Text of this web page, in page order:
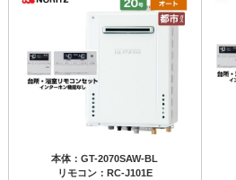
本体：GT-2070SAW-BL
リモコン：RC-J101E